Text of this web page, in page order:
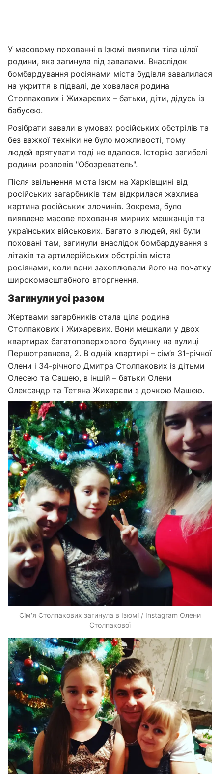
У масовому похованні в Ізюмі виявили тіла цілої
родини, яка загинула під завалами. Внаслідок
бомбардування росіянами міста будівля завалилася
на укриття в підвалі, де ховалася родина
Столпакових і Жихарєвих – батьки, діти, дідусь із
бабусею.
Розібрати завали в умовах російських обстрілів та
без важкої техніки не було можливості, тому
людей врятувати тоді не вдалося. Історію загибелі
родини розповів "Обозреватель".
Після звільнення міста Ізюм на Харківщині від
російських загарбників там відкрилася жахлива
картина російських злочинів. Зокрема, було
виявлене масове поховання мирних мешканців та
українських військових. Багато з людей, які були
поховані там, загинули внаслідок бомбардування з
літаків та артилерійських обстрілів міста
росіянами, коли вони захоплювали його на початку
широкомасштабного вторгнення.
Загинули усі разом
Жертвами загарбників стала ціла родина
Столпакових і Жихарєвих. Вони мешкали у двох
квартирах багатоповерхового будинку на вулиці
Першотравнева, 2. В одній квартирі – сім’я 31-річної
Олени і 34-річного Дмитра Столпакових із дітьми
Олесею та Сашею, в іншій – батьки Олени
Олександр та Тетяна Жихарєви з дочкою Машею.
Сім'я Столпакових загинула в Ізюмі / Instagram Олени
Столпакової